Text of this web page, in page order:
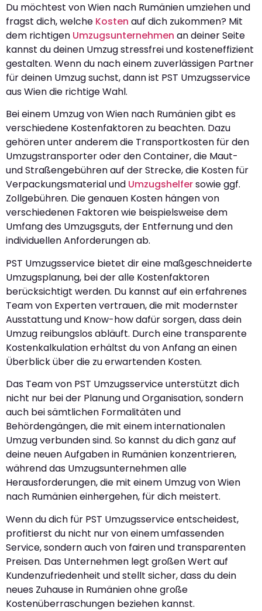
Du möchtest von Wien nach Rumänien umziehen und
fragst dich, welche Kosten auf dich zukommen? Mit
dem richtigen Umzugsunternehmen an deiner Seite
kannst du deinen Umzug stressfrei und kosteneffizient
gestalten. Wenn du nach einem zuverlässigen Partner
für deinen Umzug suchst, dann ist PST Umzugsservice
aus Wien die richtige Wahl.
Bei einem Umzug von Wien nach Rumänien gibt es
verschiedene Kostenfaktoren zu beachten. Dazu
gehören unter anderem die Transportkosten für den
Umzugstransporter oder den Container, die Maut-
und Straßengebühren auf der Strecke, die Kosten für
Verpackungsmaterial und Umzugshelfersowie ggf.
Zollgebühren. Die genauen Kosten hängen von
verschiedenen Faktoren wie beispielsweise dem
Umfang des Umzugsguts, der Entfernung und den
individuellen Anforderungen ab.
PST Umzugsservice bietet dir eine maßgeschneiderte
Umzugsplanung, bei der alle Kostenfaktoren
berücksichtigt werden. Du kannst auf ein erfahrenes
Team von Experten vertrauen, die mit modernster
Ausstattung und Know-how dafür sorgen, dass dein
Umzug reibungslos abläuft. Durch eine transparente
Kostenkalkulation erhältst du von Anfang an einen
Überblick über die zu erwartenden Kosten.
Das Team von PST Umzugsservice unterstützt dich
nicht nur bei der Planung und Organisation, sondern
auch bei sämtlichen Formalitäten und
Behördengängen, die mit einem internationalen
Umzug verbunden sind. So kannst du dich ganz auf
deine neuen Aufgaben in Rumänien konzentrieren,
während das Umzugsunternehmen alle
Herausforderungen, die mit einem Umzug von Wien
nach Rumänien einhergehen, für dich meistert.
Wenn du dich für PST Umzugsservice entscheidest,
profitierst du nicht nur von einem umfassenden
Service, sondern auch von fairen und transparenten
Preisen. Das Unternehmen legt großen Wert auf
Kundenzufriedenheit und stellt sicher, dass du dein
neues Zuhause in Rumänien ohne große
Kostenüberraschungen beziehen kannst.